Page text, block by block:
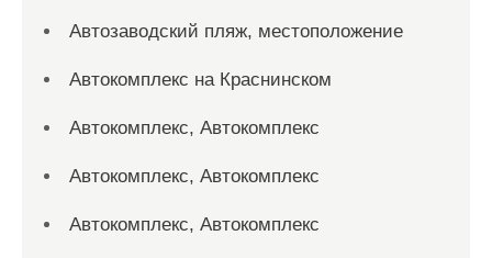
Автозаводский пляж, местоположение
Автокомплекс на Краснинском
Автокомплекс, Автокомплекс
Автокомплекс, Автокомплекс
Автокомплекс, Автокомплекс